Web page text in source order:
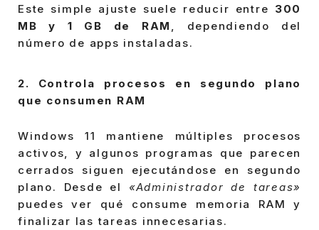
Este simple ajuste suele reducir entre 300
MB y 1 GB de RAM
, dependiendo del
número de apps instaladas.
2. Controla procesos en segundo plano
que consumen RAM
Windows 11 mantiene múltiples procesos
activos, y algunos programas que parecen
cerrados siguen ejecutándose en segundo
plano. Desde el «Administrador de tareas»
puedes ver qué consume memoria RAM y
finalizar las tareas innecesarias.